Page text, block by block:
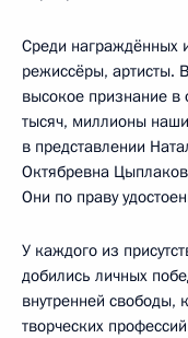
Среди награждённых
режиссёры, артисты.
высокое признание в
тысяч, миллионы
в представлении
Октябревна
Они по праву
У каждого из
добились личных
внутренней свободы,
творческих